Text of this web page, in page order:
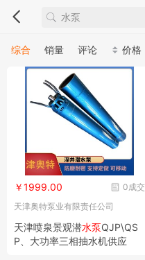
综合 销量 评论 价格
0成交
￥1999.00
天津奥特泵业有限责任公司
天津喷泉景观潜水泵QJP\QS
P、大功率三相抽水机供应